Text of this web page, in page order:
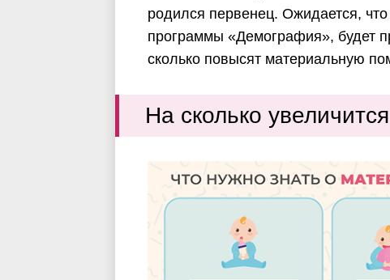
родился первенец. Ожидается,
программы «Демография», будет
сколько повысят материальную
На сколько